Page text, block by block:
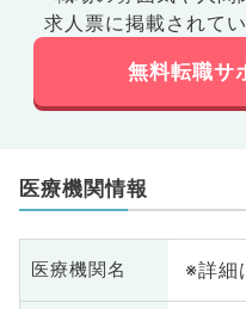
求人票に掲載されて
無料転職サ
医療機関情報
医療機関名 ※詳細